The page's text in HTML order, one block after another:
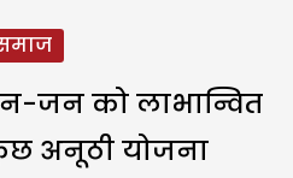
जन को लाभान्वित
अनूठी योजना